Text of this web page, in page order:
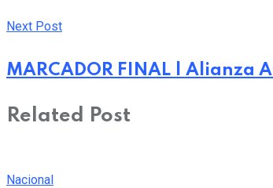
Next Post
MARCADOR FINAL | Alianza
Related Post
Nacional